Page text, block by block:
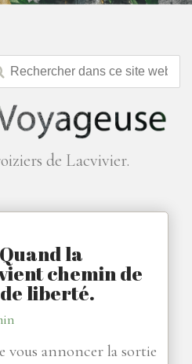
de Lacvivier.
la
chemin de
liberté.
vous annoncer la sortie